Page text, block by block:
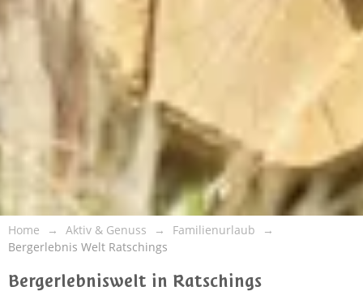
Home Aktiv & Genuss
Familienurlaub
Bergerlebnis Welt Ratschings
Bergerlebniswelt in Ratschings